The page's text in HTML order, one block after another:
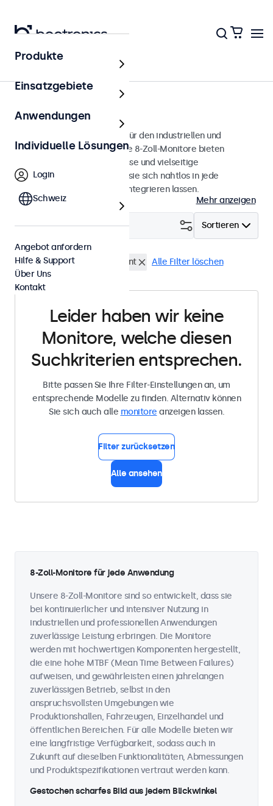
Monitore
8 Zoll Monitore
8-Zoll-Monitore, entwickelt für den industriellen und
professionellen Einsatz. Diese 8-Zoll-Monitore bieten
verschiedene Videoanschlüsse und vielseitige
Montageoptionen, wodurch sie sich nahtlos in jede
Anwendung und Umgebung integrieren lassen.
Mehr anzeigen
Sortieren
Filtern (0)
8 Zoll Monitore Panel-Mount Alle Filter löschen
Leider haben wir keine
Monitore, welche diesen
Suchkriterien entsprechen.
Bitte passen Sie Ihre Filter-Einstellungen an, um
entsprechende Modelle zu finden. Alternativ können
Sie sich auch alle monitore anzeigen lassen.
Filter zurücksetzen
Alle ansehen
8-Zoll-Monitore für jede Anwendung
Unsere 8-Zoll-Monitore sind so entwickelt, dass sie
bei kontinuierlicher und intensiver Nutzung in
industriellen und professionellen Anwendungen
zuverlässige Leistung erbringen. Die Monitore
werden mit hochwertigen Komponenten hergestellt,
die eine hohe MTBF (Mean Time Between Failures)
aufweisen, und gewährleisten einen jahrelangen
zuverlässigen Betrieb, selbst in den
anspruchsvollsten Umgebungen wie
Produktionshallen, Fahrzeugen, Einzelhandel und
öffentlichen Bereichen. Für alle Modelle bieten wir
eine langfristige Verfügbarkeit, sodass auch in
Zukunft auf dieselben Funktionalitäten, Abmessungen
und Produktspezifikationen vertraut werden kann.
Gestochen scharfes Bild aus jedem Blickwinkel
Produkte
Einsatzgebiete
Anwendungen
Individuelle Lösungen
Login
Schweiz
Angebot anfordern
Hilfe & Support
Über Uns
Kontakt